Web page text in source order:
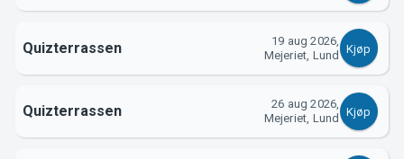
Om Tickster
Quizterrassen
19 aug 2026,
Mejeriet, Lund
Kjøp
Quizterrassen
26 aug 2026,
Mejeriet, Lund
Kjøp